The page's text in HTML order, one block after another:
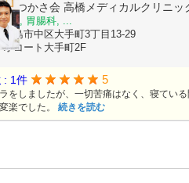
人つかさ会 高橋メディカルクリニッ
科, 胃腸科, ...
広島市中区大手町3丁目13-29
オコート大手町2F
: 1件 5
をしましたが、一切苦痛はなく、寝てい
楽でした。 続きを読む